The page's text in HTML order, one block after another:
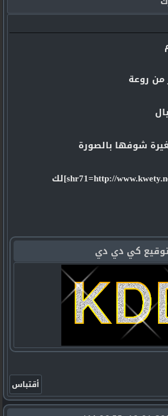
من روعة
شوفها بالصورة
[shr71=http://www.kwety.net/kwety1/q8/305.JPG]لك
كي دي دي